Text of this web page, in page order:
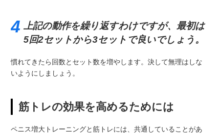
上記の動作を繰り返すわけですが、最初は
5回2セットから3セットで良いでしょう。
慣れてきたら回数とセット数を増やします。決して無理はしな
いようにしましょう。
筋トレの効果を高めるためには
ペニス増大トレーニングと筋トレには、共通していることがあ